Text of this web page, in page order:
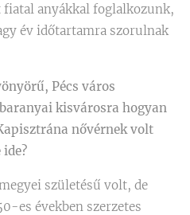
anyákkal foglalkozunk,
év időtartamra szorulnak
Pécs város
kisvárosra hogyan
nővérnek volt
születésű volt, de
es években szerzetes